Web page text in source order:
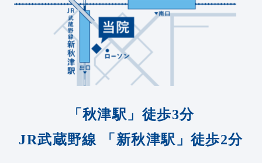
「秋津駅」徒歩3分
JR武蔵野線
「新秋津駅」徒歩2分